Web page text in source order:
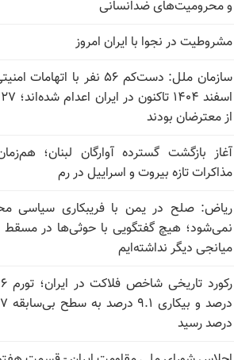
و محرومیت‌های ضدانسانی
مشروطیت در نجوا با ایران امروز
سازمان ملل: دست‌کم ۵۶ نفر با اتهامات
از معترضان بودند
آغاز بازگشت گسترده آوارگان لبنان؛
مذاکرات تازه بیروت و اسراییل در رم
ریاض: صلح در یمن با فریبکاری سیاسی
نمی‌شود؛ هیچ گفتگویی با حوثی‌ها در مسقط
میانجی دیگر نداشته‌ایم
رکورد
درصد و
درصد رسید